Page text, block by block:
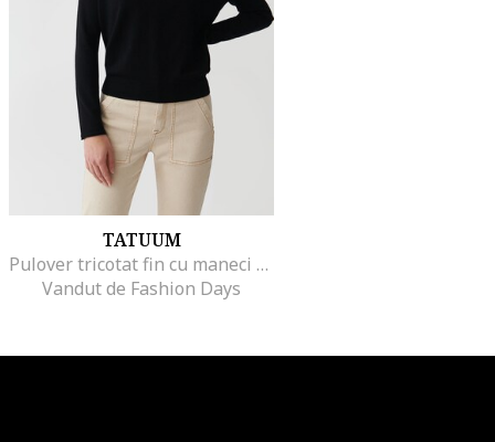
TATUUM
Pulover tricotat fin cu maneci raglan Livo, Negru
Vandut de Fashion Days